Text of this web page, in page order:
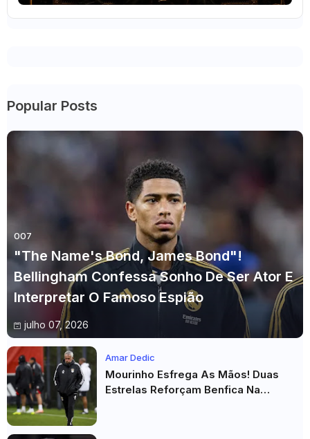
Popular Posts
007
"The Name's Bond, James Bond"!
Bellingham Confessa Sonho De Ser Ator E
Interpretar O Famoso Espião
julho 07, 2026
Amar Dedic
Mourinho Esfrega As Mãos! Duas
Estrelas Reforçam Benfica Na